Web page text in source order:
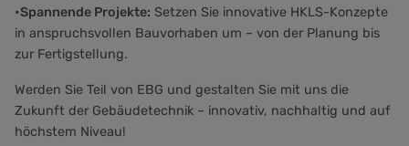
•Spannende Projekte: Setzen Sie innovative HKLS-Konzepte
in anspruchsvollen Bauvorhaben um – von der Planung bis
zur Fertigstellung.
Werden Sie Teil von EBG und gestalten Sie mit uns die
Zukunft der Gebäudetechnik – innovativ, nachhaltig und auf
höchstem Niveau!